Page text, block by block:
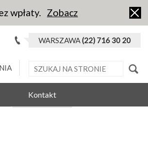
wpłaty. Zobacz
WARSZAWA(22) 716 30 20
Kontakt